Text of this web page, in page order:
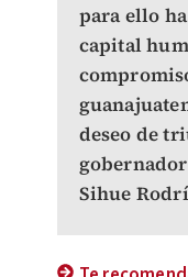
para ello
capital
deseo de
Sihue